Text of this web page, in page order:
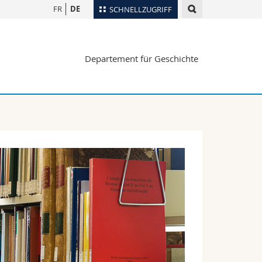
SCHNELLZUGRIFF
Ortsplan
Webmail
FR DE
Departement für Geschichte